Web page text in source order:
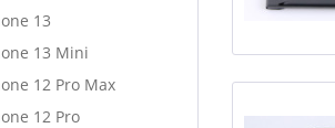
13
13 Mini
12 Pro Max
12 Pro